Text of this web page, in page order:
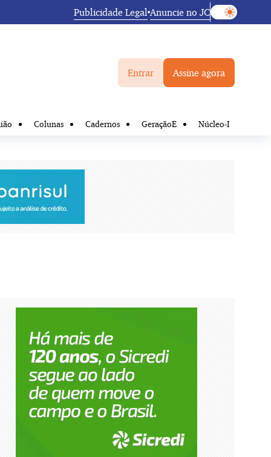
Publicidade Legal Anuncie no JC
Entrar Assine agora
Colunas Cadernos GeraçãoE Núcleo-I